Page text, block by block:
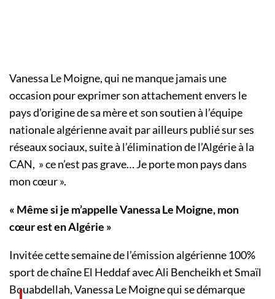
Vanessa Le Moigne, qui ne manque jamais une
occasion pour exprimer son attachement envers le
pays d’origine de sa mère et son soutien à l’équipe
nationale algérienne avait par ailleurs publié sur ses
réseaux sociaux, suite à l’élimination de l’Algérie à la
CAN, » ce n’est pas grave… Je porte mon pays dans
mon cœur ».
« Même si je m’appelle Vanessa Le Moigne, mon
cœur est en Algérie »
Invitée cette semaine de l’émission algérienne 100%
sport de chaîne El Heddaf avec Ali Bencheikh et Smaïl
Bouabdellah, Vanessa Le Moigne qui se démarque